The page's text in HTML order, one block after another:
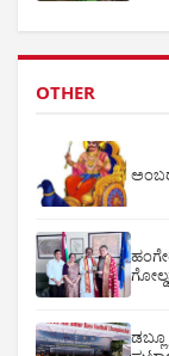
OTHER